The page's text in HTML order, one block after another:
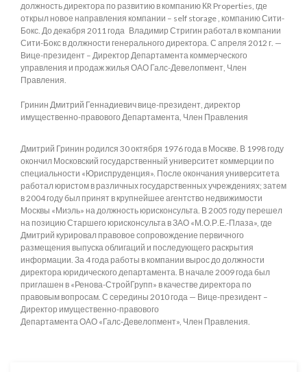
должность директора по развитию в компанию КR Properties, где
открыл новое направления компании – self storage , компанию Сити-
Бокс. До декабря 2011 года Владимир Стригин работал в компании
Сити-Бокс в должности генерального директора. С апреля 2012 г. —
Вице-президент – Директор Департамента коммерческого
управления и продаж жилья ОАО Галс-Девелопмент, Член
Правления.
Гринин Дмитрий Геннадиевич вице-президент, директор
имущественно-правового Департамента, Член Правления
Дмитрий Гринин родился 30 октября 1976 года в Москве. В 1998 году
окончил Московский государственный университет коммерции по
специальности «Юриспруденция». После окончания университета
работал юристом в различных государственных учреждениях; затем
в 2004 году был принят в крупнейшее агентство недвижимости
Москвы «Миэль» на должность юрисконсульта. В 2005 году перешел
на позицию Старшего юрисконсульта в ЗАО «М.О.Р.Е.-Плаза», где
Дмитрий курировал правовое сопровождение первичного
размещения выпуска облигаций и последующего раскрытия
информации. За 4 года работы в компании вырос до должности
директора юридического департамента. В начале 2009 года был
приглашен в «Ренова-СтройГрупп» в качестве директора по
правовым вопросам. С середины 2010 года — Вице-президент –
Директор имущественно-правового
Департамента ОАО «Галс‑Девелопмент», Член Правления.